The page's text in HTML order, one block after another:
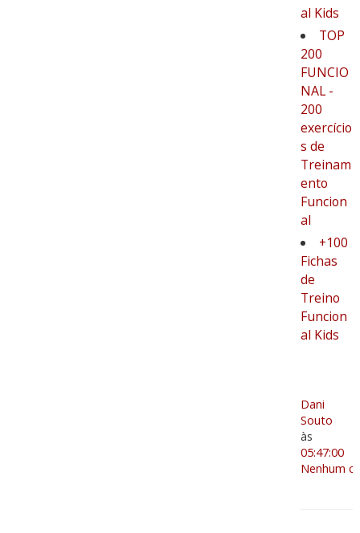
al Kids
TOP
200
FUNCIO
NAL -
200
exercício
s de
Treinam
ento
Funcion
al
+100
Fichas
de
Treino
Funcion
al Kids
Dani
Souto
às
05:47:00
Nenhum